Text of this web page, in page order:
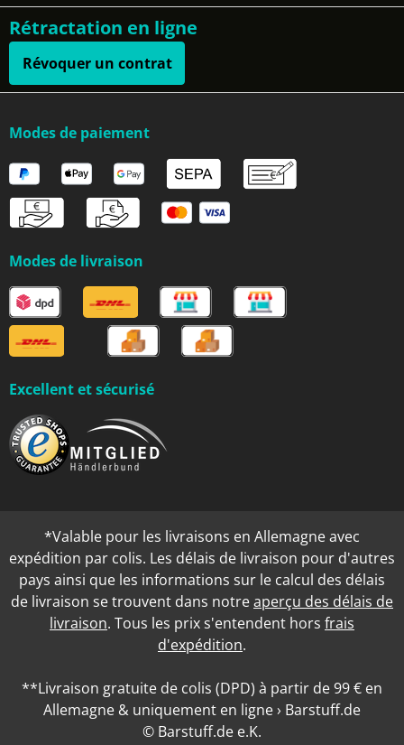
Rétractation en ligne
Révoquer un contrat
Modes de paiement
Modes de livraison
Excellent et sécurisé
*Valable pour les livraisons en Allemagne avec
expédition par colis. Les délais de livraison pour d'autres
pays ainsi que les informations sur le calcul des délais
de livraison se trouvent dans notreaperçu des délais de
livraison. Tous les prix s'entendent hors frais
d'expédition.
**Livraison gratuite de colis (DPD) à partir de 99 € en
Allemagne & uniquement en ligne › Barstuff.de
© Barstuff.de e.K.